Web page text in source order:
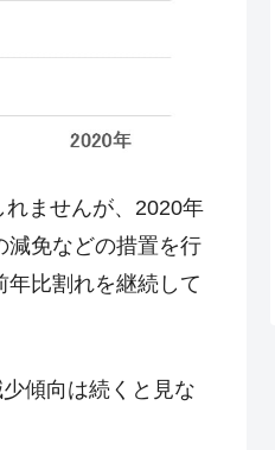
れませんが、2020年
減免などの措置を行
比割れを継続して
傾向は続くと見な